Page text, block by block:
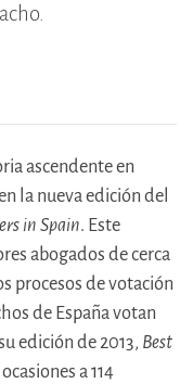
ascendente en
la nueva edición del
in Spain. Este
abogados de cerca
procesos de votación
de España votan
edición de 2013, Best
a 114